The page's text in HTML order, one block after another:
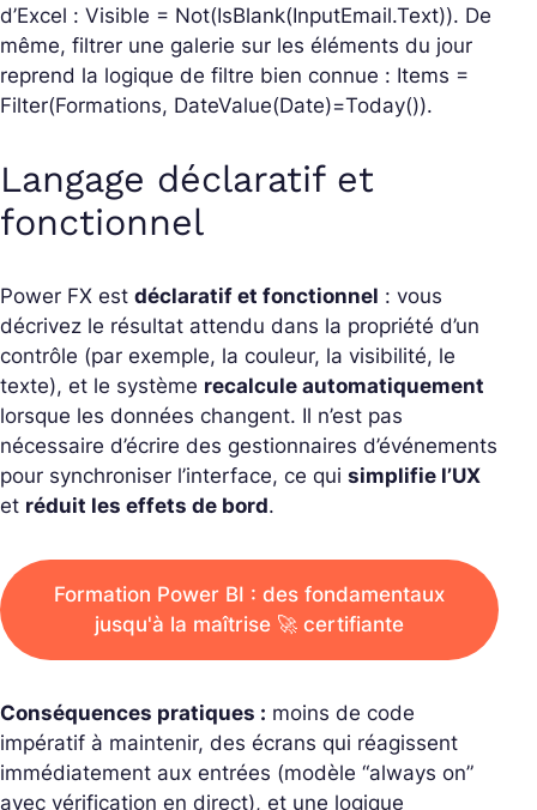
d’Excel : Visible = Not(IsBlank(InputEmail.Text)). De
même, filtrer une galerie sur les éléments du jour
reprend la logique de filtre bien connue : Items =
Filter(Formations, DateValue(Date)=Today()).
Langage déclaratif et
fonctionnel
Power FX est déclaratif et fonctionnel : vous
décrivez le résultat attendu dans la propriété d’un
contrôle (par exemple, la couleur, la visibilité, le
texte), et le système recalcule automatiquement
lorsque les données changent. Il n’est pas
nécessaire d’écrire des gestionnaires d’événements
pour synchroniser l’interface, ce qui simplifie l’UX
et réduit les effets de bord.
Formation Power BI : des fondamentaux
jusqu'à la maîtrise 🚀 certifiante
Conséquences pratiques : moins de code
impératif à maintenir, des écrans qui réagissent
immédiatement aux entrées (modèle “always on”
avec vérification en direct), et une logique